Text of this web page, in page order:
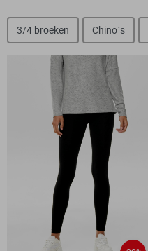
3/4 broeken Chino`s